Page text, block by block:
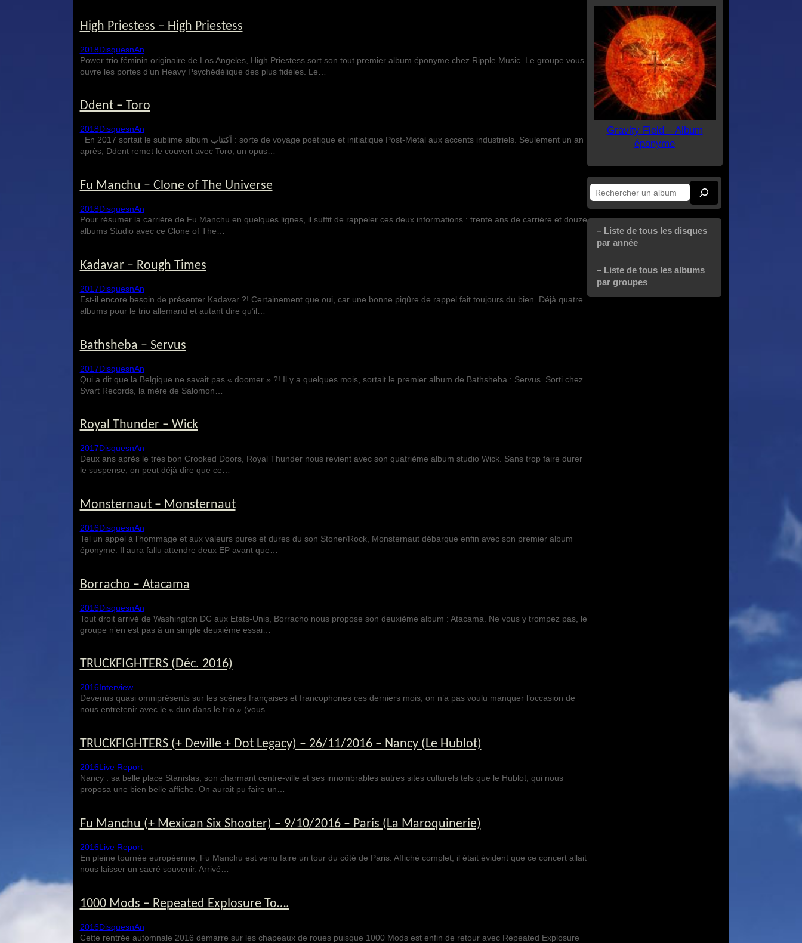
High Priestess – High Priestess
2018DisquesnAn
Power trio féminin originaire de Los Angeles, High Priestess sort son tout premier album éponyme chez Ripple Music. Le groupe vous
ouvre les portes d’un Heavy Psychédélique des plus fidèles. Le…
Ddent – Toro
2018DisquesnAn
En 2017 sortait le sublime album آكتئاب : sorte de voyage poétique et initiatique Post-Metal aux accents industriels. Seulement un an
après, Ddent remet le couvert avec Toro, un opus…
Fu Manchu – Clone of The Universe
2018DisquesnAn
Pour résumer la carrière de Fu Manchu en quelques lignes, il suffit de rappeler ces deux informations : trente ans de carrière et douze
albums Studio avec ce Clone of The…
Kadavar – Rough Times
2017DisquesnAn
Est-il encore besoin de présenter Kadavar ?! Certainement que oui, car une bonne piqûre de rappel fait toujours du bien. Déjà quatre
albums pour le trio allemand et autant dire qu’il…
Bathsheba – Servus
2017DisquesnAn
Qui a dit que la Belgique ne savait pas « doomer » ?! Il y a quelques mois, sortait le premier album de Bathsheba : Servus. Sorti chez
Svart Records, la mère de Salomon…
Royal Thunder – Wick
2017DisquesnAn
Deux ans après le très bon Crooked Doors, Royal Thunder nous revient avec son quatrième album studio Wick. Sans trop faire durer
le suspense, on peut déjà dire que ce…
Monsternaut – Monsternaut
2016DisquesnAn
Tel un appel à l’hommage et aux valeurs pures et dures du son Stoner/Rock, Monsternaut débarque enfin avec son premier album
éponyme. Il aura fallu attendre deux EP avant que…
Borracho – Atacama
2016DisquesnAn
Tout droit arrivé de Washington DC aux Etats-Unis, Borracho nous propose son deuxième album : Atacama. Ne vous y trompez pas, le
groupe n’en est pas à un simple deuxième essai…
TRUCKFIGHTERS (Déc. 2016)
2016Interview
Devenus quasi omniprésents sur les scènes françaises et francophones ces derniers mois, on n’a pas voulu manquer l’occasion de
nous entretenir avec le « duo dans le trio » (vous…
TRUCKFIGHTERS (+ Deville + Dot Legacy) – 26/11/2016 – Nancy (Le Hublot)
2016Live Report
Nancy : sa belle place Stanislas, son charmant centre-ville et ses innombrables autres sites culturels tels que le Hublot, qui nous
proposa une bien belle affiche. On aurait pu faire un…
Fu Manchu (+ Mexican Six Shooter) – 9/10/2016 – Paris (La Maroquinerie)
2016Live Report
En pleine tournée européenne, Fu Manchu est venu faire un tour du côté de Paris. Affiché complet, il était évident que ce concert allait
nous laisser un sacré souvenir. Arrivé…
1000 Mods – Repeated Explosure To….
2016DisquesnAn
Cette rentrée automnale 2016 démarre sur les chapeaux de roues puisque 1000 Mods est enfin de retour avec Repeated Explosure
Gravity Field – Album
éponyme
Rechercher
– Liste de tous les disques
par année
– Liste de tous les albums
par groupes